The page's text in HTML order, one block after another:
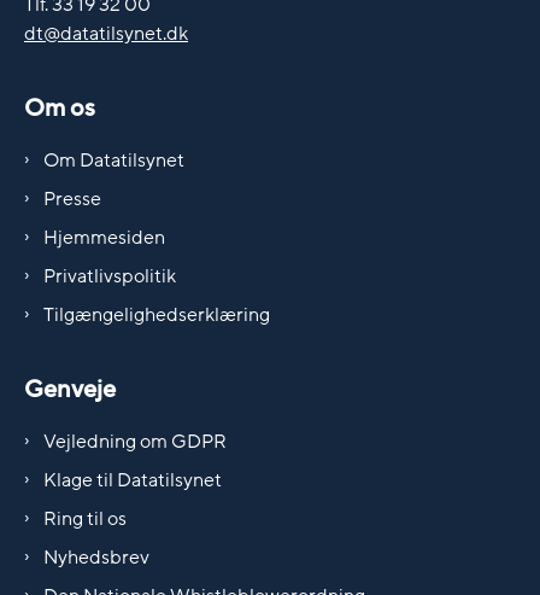
dt@datatilsynet.dk
Om os
Om Datatilsynet
Presse
Hjemmesiden
Privatlivspolitik
Tilgængelighedserklæring
Genveje
Vejledning om GDPR
Klage til Datatilsynet
Ring til os
Nyhedsbrev